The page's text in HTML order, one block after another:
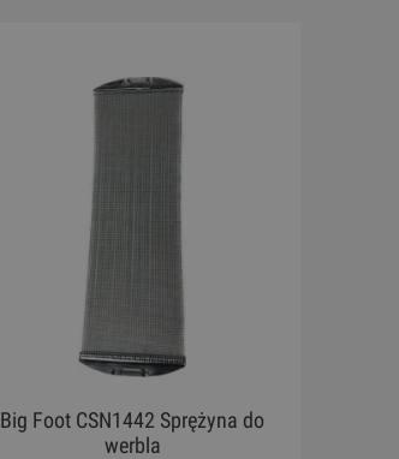
Big Foot CSN1442 Sprężyna do
werbla